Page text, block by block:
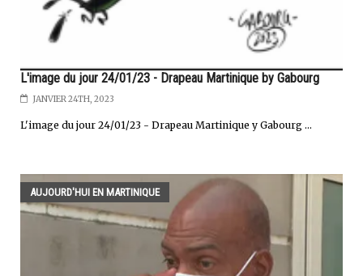
L'image du jour 24/01/23 - Drapeau Martinique by Gabourg
JANVIER 24TH, 2023
L'image du jour 24/01/23 - Drapeau Martinique y Gabourg ...
AUJOURD'HUI EN MARTINIQUE